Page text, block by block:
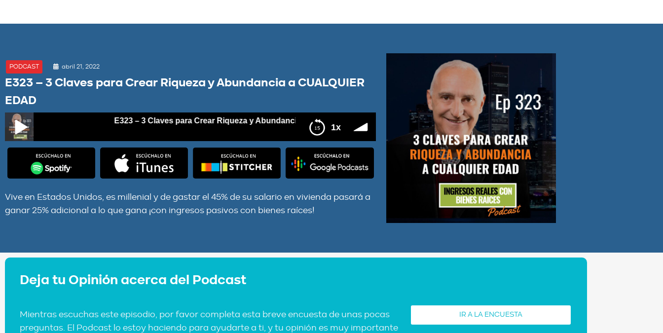
PODCAST abril 21, 2022
E323 – 3 Claves para Crear Riqueza y Abundancia a CUALQUIER
EDAD
1x
E323 – 3 Claves para Crear Riqueza y Abundancia a CUALQUIER EDAD
E323 – 3 Claves para Crear Riqueza y Abundancia a CUALQUIER EDAD
Vive en Estados Unidos, es millenial y de gastar el 45% de su salario en vivienda pasará a
ganar 25% adicional a lo que gana ¡con ingresos pasivos con bienes raíces!
Deja tu Opinión acerca del Podcast
Mientras escuchas este episodio, por favor completa esta breve encuesta de unas pocas
preguntas. El Podcast lo estoy haciendo para ayudarte a ti, y tu opinión es muy importante
IR A LA ENCUESTA